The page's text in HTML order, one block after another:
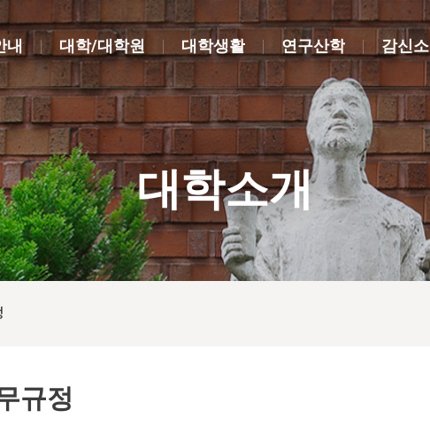
내 대학/대학원 대학생활 연구산학 감신
대학소개
규정